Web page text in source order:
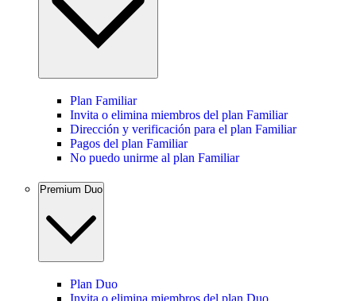
Plan Familiar
Invita o elimina miembros del plan Familiar
Dirección y verificación para el plan Familiar
Pagos del plan Familiar
No puedo unirme al plan Familiar
Premium Duo
Plan Duo